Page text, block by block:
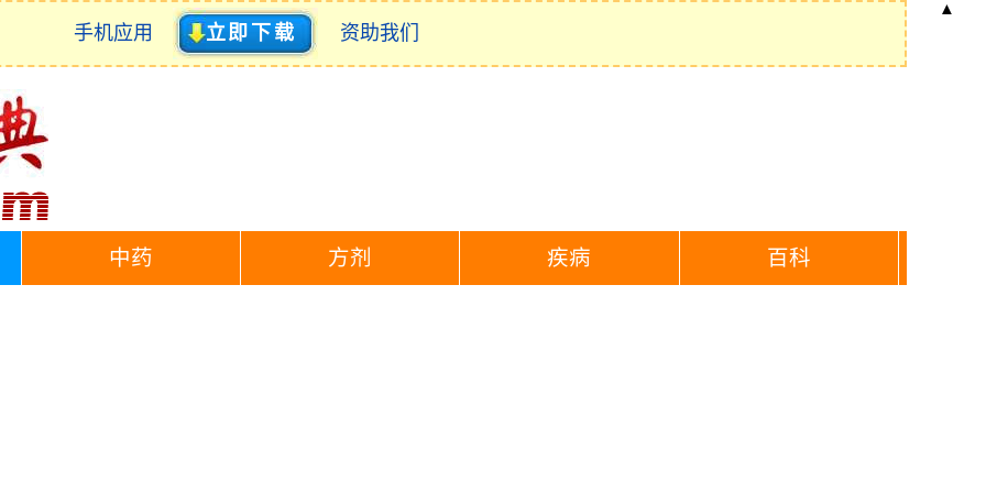
手机应用 立即下载 资助我们
中药 方剂 疾病 百科
▲